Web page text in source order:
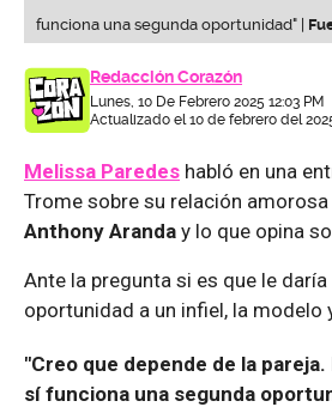
funciona una segunda oportunidad" |
Redacción Corazón
Lunes, 10 De Febrero 2025 12:03 PM
Actualizado el 10 de febrero del
Melissa Paredes habló en una
Trome sobre su relación
Anthony Aranda y lo que opina
Ante la pregunta si es que le
oportunidad a un infiel, la modelo
"Creo que depende de la
sí funciona una segunda